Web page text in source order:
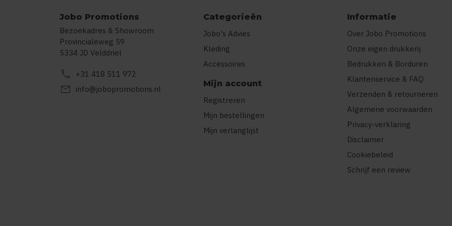
Jobo Promotions
Bezoekadres & Showroom
Provincialeweg 59
5334 JD Velddriel
call +31 418 511 972
mail info@jobopromotions.nl
Categorieën
Jobo's Advies
Kleding
Accessoires
Mijn account
Registreren
Mijn bestellingen
Mijn verlanglijst
Informatie
Over Jobo Promotions
Onze eigen drukkerij
Bedrukken & Borduren
Klantenservice & FAQ
Verzenden & retourneren
Algemene voorwaarden
Privacy-verklaring
Disclaimer
Cookiebeleid
Schrijf een review